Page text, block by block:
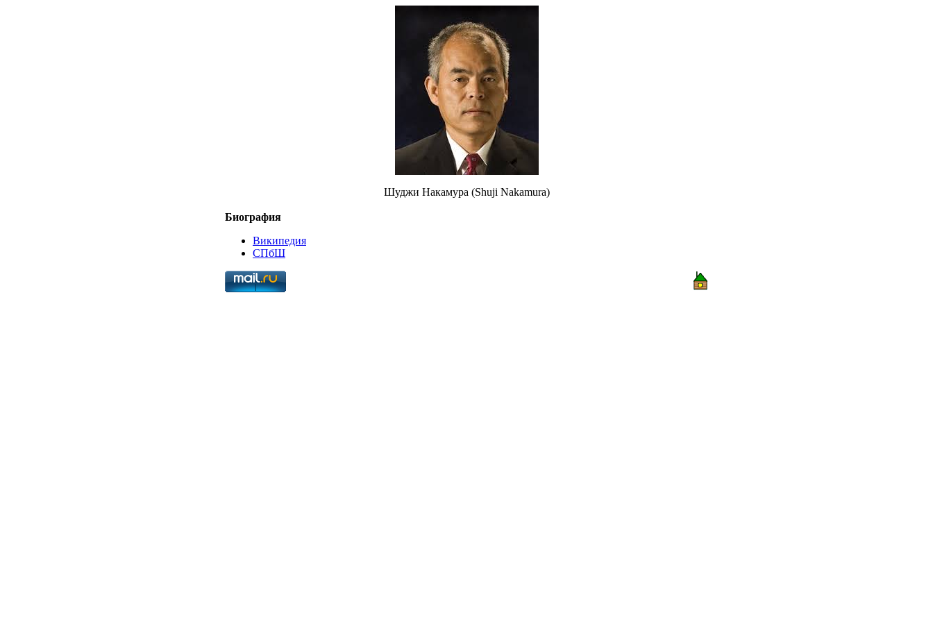
Шуджи Накамура (Shuji Nakamura)
Биография
Википедия
СПбШ